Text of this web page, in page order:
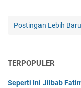
Postingan Lebih Baru
TERPOPULER
Seperti Ini Jilbab